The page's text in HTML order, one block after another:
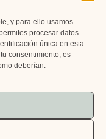
y para ello usamos
procesar datos
única en esta
consentimiento, es
deberían.
más